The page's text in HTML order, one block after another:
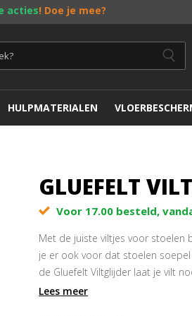
acties! Doe je mee?
HULPMATERIALEN
GLUEFELT
Voor 17.00 besteld,
Met de juiste viltjes voor stoelen
je er ook voor dat stoelen
de Gluefelt Viltglijder laat je vilt
is extreem sterk en laat zelfs
Lees meer